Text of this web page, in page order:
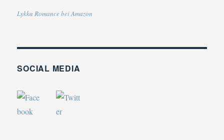
Lykka Romance bei Amazon
SOCIAL MEDIA